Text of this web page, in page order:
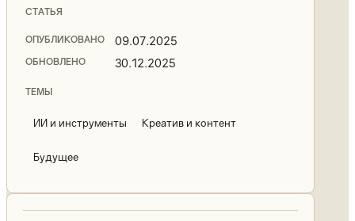
СТАТЬЯ
ОПУБЛИКОВАНО 09.07.2025
ОБНОВЛЕНО 30.12.2025
ТЕМЫ
ИИ и инструменты Креатив и контент
Будущее